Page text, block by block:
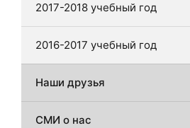
2017-2018 учебный год
2016-2017 учебный год
Наши друзья
СМИ о нас